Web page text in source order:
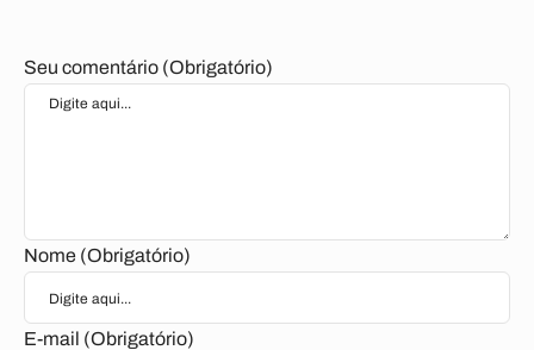
Seu comentário (Obrigatório)
Nome (Obrigatório)
E-mail (Obrigatório)